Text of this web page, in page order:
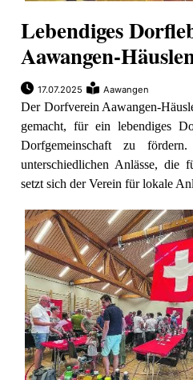
Lebendiges
Aawangen-
17.07.2025 Aawangen
Der Dorfverein Aawangen-
gemacht, für ein lebendiges
Dorfgemeinschaft zu
unterschiedlichen Anlässe, die
setzt sich der Verein für lokale